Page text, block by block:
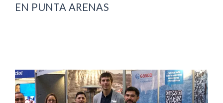
EN PUNTA ARENAS